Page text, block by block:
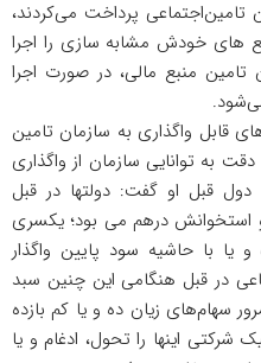
پرداخت می‌کردند،
های خودش مشابه سازی را اجرا
تامین منبع مالی، در صورت اجرا
قابل واگذاری به سازمان تامین
به توانایی سازمان از واگذاری
قبل او گفت: دولتها در قبل
استخوانش درهم می بود؛ یکسری
با حاشیه سود پایین واگذار
در قبل هنگامی این چنین سبد
سهام‌های زیان ده و یا کم بازده
شرکتی اینها را تحول، ادغام و یا